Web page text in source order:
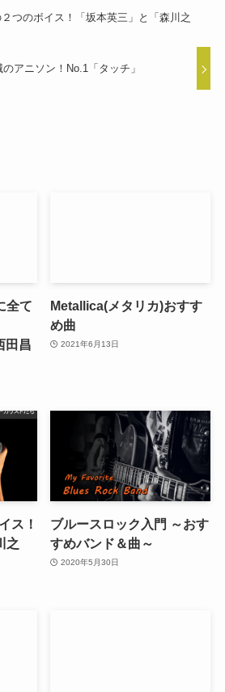
つのボイス！「坂本英三」と「森川之
のアニソン！No.1「タッチ」
全て
田昌
Metallica(メタリカ)おすす
め曲
2021年6月13日
ス！
之
ブルースロック入門 ～おす
すめバンド＆曲～
2020年5月30日